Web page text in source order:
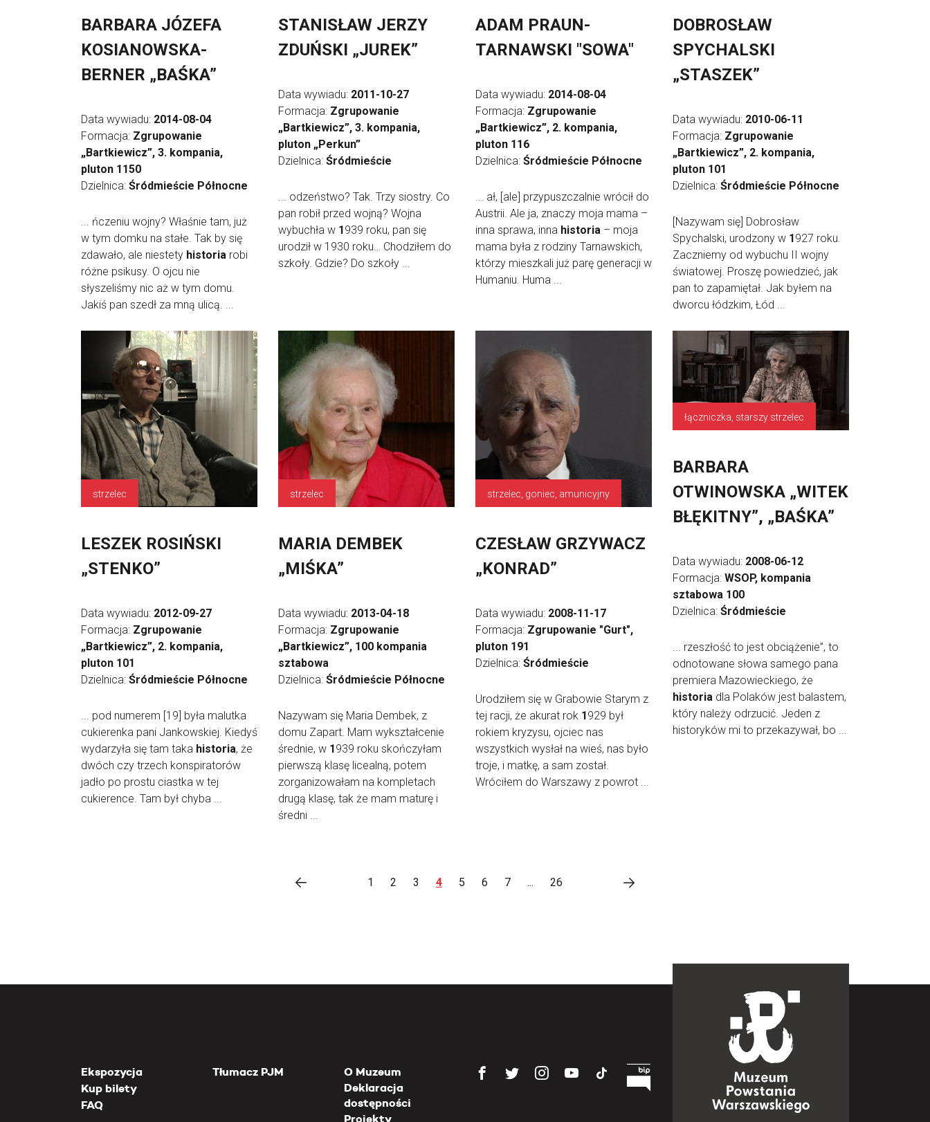
BARBARA JÓZEFA
KOSIANOWSKA-
BERNER „BAŚKA”
Data wywiadu: 2014-08-04
Formacja: Zgrupowanie
„Bartkiewicz”, 3. kompania,
pluton 1150
Dzielnica: Śródmieście Północne
... ńczeniu wojny? Właśnie tam, już
w tym domku na stałe. Tak by się
zdawało, ale niestety historia robi
różne psikusy. O ojcu nie
słyszeliśmy nic aż w tym domu.
Jakiś pan szedł za mną ulicą. ...
STANISŁAW JERZY
ZDUŃSKI „JUREK”
Data wywiadu: 2011-10-27
Formacja: Zgrupowanie
„Bartkiewicz”, 3. kompania,
pluton „Perkun”
Dzielnica: Śródmieście
... odzeństwo? Tak. Trzy siostry. Co
pan robił przed wojną? Wojna
wybuchła w 1939 roku, pan się
urodził w 1930 roku… Chodziłem do
szkoły. Gdzie? Do szkoły ...
ADAM PRAUN-
TARNAWSKI "SOWA"
Data wywiadu: 2014-08-04
Formacja: Zgrupowanie
„Bartkiewicz”, 2. kompania,
pluton 116
Dzielnica: Śródmieście Północne
... ał, [ale] przypuszczalnie wrócił do
Austrii. Ale ja, znaczy moja mama –
inna sprawa, inna historia – moja
mama była z rodziny Tarnawskich,
którzy mieszkali już parę generacji w
Humaniu. Huma ...
DOBROSŁAW
SPYCHALSKI
„STASZEK”
Data wywiadu: 2010-06-11
Formacja: Zgrupowanie
„Bartkiewicz”, 2. kompania,
pluton 101
Dzielnica: Śródmieście Północne
[Nazywam się] Dobrosław
Spychalski, urodzony w 1927 roku.
Zaczniemy od wybuchu II wojny
światowej. Proszę powiedzieć, jak
pan to zapamiętał. Jak byłem na
dworcu łódzkim, Łód ...
strzelec
LESZEK ROSIŃSKI
„STENKO”
Data wywiadu: 2012-09-27
Formacja: Zgrupowanie
„Bartkiewicz”, 2. kompania,
pluton 101
Dzielnica: Śródmieście Północne
... pod numerem [19] była malutka
cukierenka pani Jankowskiej. Kiedyś
wydarzyła się tam taka historia, że
dwóch czy trzech konspiratorów
jadło po prostu ciastka w tej
cukierence. Tam był chyba ...
strzelec
MARIA DEMBEK
„MIŚKA”
Data wywiadu: 2013-04-18
Formacja: Zgrupowanie
„Bartkiewicz”, 100 kompania
sztabowa
Dzielnica: Śródmieście Północne
Nazywam się Maria Dembek, z
domu Zapart. Mam wykształcenie
średnie, w 1939 roku skończyłam
pierwszą klasę licealną, potem
zorganizowałam na kompletach
drugą klasę, tak że mam maturę i
średni ...
strzelec, goniec, amunicyjny
CZESŁAW GRZYWACZ
„KONRAD”
Data wywiadu: 2008-11-17
Formacja: Zgrupowanie "Gurt",
pluton 191
Dzielnica: Śródmieście
Urodziłem się w Grabowie Starym z
tej racji, że akurat rok 1929 był
rokiem kryzysu, ojciec nas
wszystkich wysłał na wieś, nas było
troje, i matkę, a sam został.
Wróciłem do Warszawy z powrot ...
łączniczka, starszy strzelec
BARBARA
OTWINOWSKA „WITEK
BŁĘKITNY”, „BAŚKA”
Data wywiadu: 2008-06-12
Formacja: WSOP, kompania
sztabowa 100
Dzielnica: Śródmieście
... rzeszłość to jest obciążenie”, to
odnotowane słowa samego pana
premiera Mazowieckiego, że
historia dla Polaków jest balastem,
który należy odrzucić. Jeden z
historyków mi to przekazywał, bo ...
1 2 3 4 5 6 7 ... 26
Ekspozycja
Kup bilety
FAQ
Tłumacz PJM
O Muzeum
Deklaracja
dostępności
Projekty